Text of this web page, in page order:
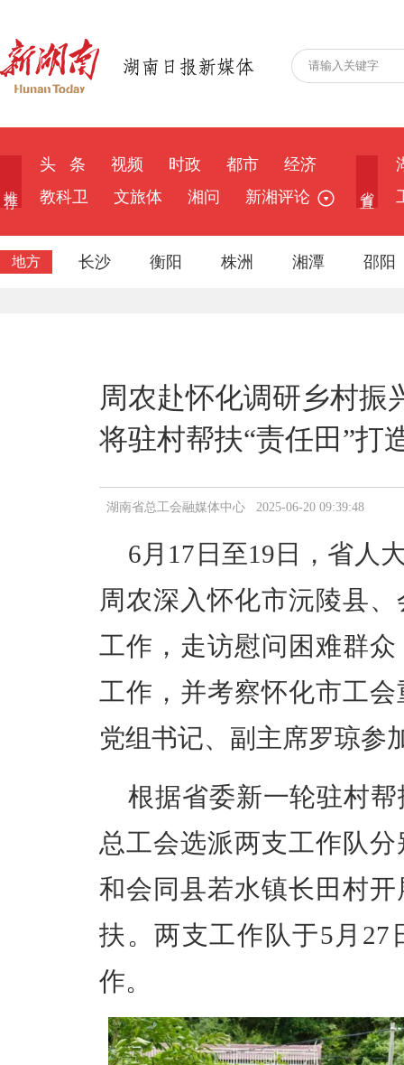
头 条 视频 时政 都市
经济
教科卫
文旅体 湘问 新湘评论
地方 长沙 衡阳 株洲 湘潭 邵阳
周农赴怀化调研乡村振
将驻村帮扶“责任田”打
湖南省总工会融媒体中心 2025-06-20 09:39:48
6月17日至19日， 省人
周农深入怀化市沅陵县
工作，走访慰问困难群
工作，并考察怀化市工
党组书记、副主席罗琼参
根据省委新一轮驻村
总工会选派两支工作队
和会同县若水镇长田村
扶。两支工作队于5月
作。